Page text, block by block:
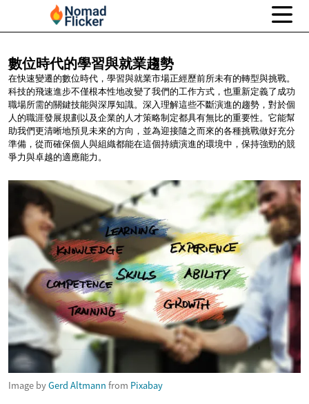
數位時代的學習與就業趨勢
在快速變遷的數位時代，學習與就業市場正經歷前所未有的轉型與挑戰。
科技的飛速進步不僅根本性地改變了我們的工作方式，也重新定義了成功
職場所需的關鍵技能與深厚知識。深入理解這些不斷演進的趨勢，對於個
人的職涯發展規劃以及企業的人才策略制定都具有無比的重要性。它能幫
助我們更清晰地預見未來的方向，並為迎接隨之而來的各種挑戰做好充分
準備，從而確保個人與組織都能在這個持續演進的環境中，保持強勁的競
爭力與卓越的適應能力。
Image byGerd Altmann from Pixabay